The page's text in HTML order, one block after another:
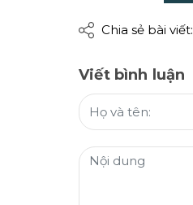
Chia sẻ bài viết:
Viết bình luận